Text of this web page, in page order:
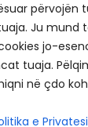
përvojën
Ju mund
jo-
tuaja.
në çdo
e